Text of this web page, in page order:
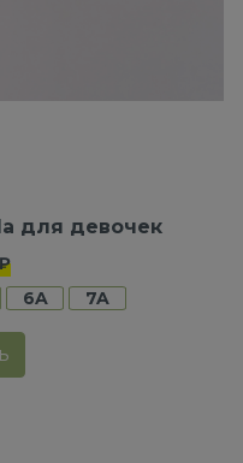
для девочек
6A 7A